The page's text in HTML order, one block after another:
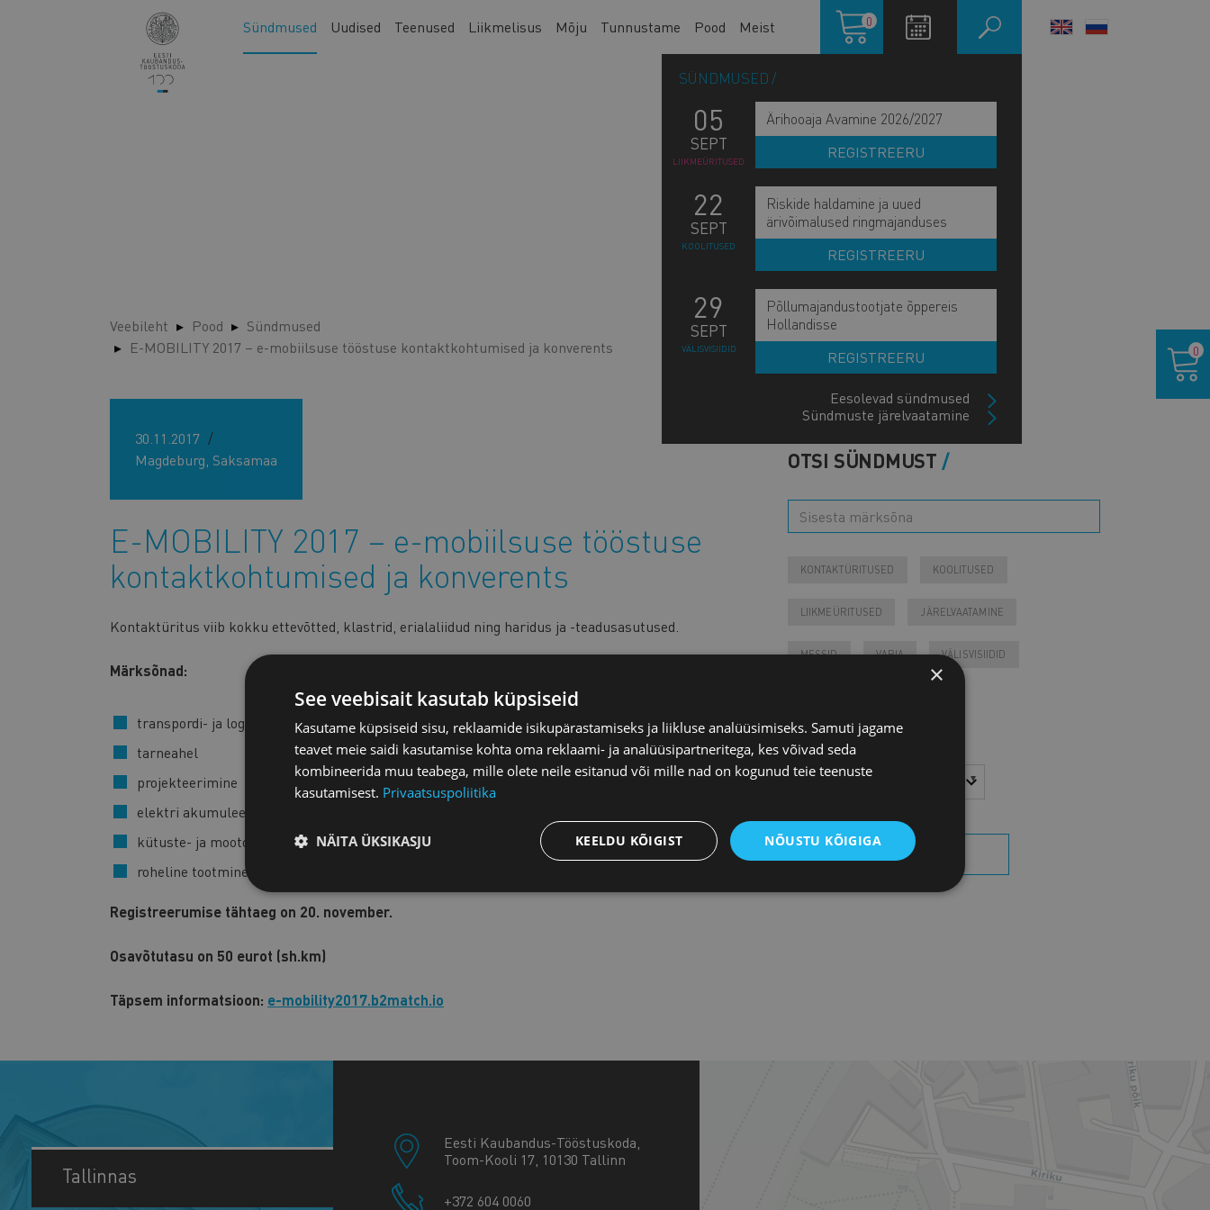
Main
navigation
Sündmused Uudised Teenused Liikmelisus Mõju Tunnustame Pood Meist
Ostukorv
0
SÜNDMUSED
05
SEPT
LIIKMEÜRITUSED
Ärihooaja Avamine 2026/2027
REGISTREERU
22
SEPT
KOOLITUSED
Riskide haldamine ja uued
ärivõimalused ringmajanduses
REGISTREERU
29
SEPT
VÄLISVISIIDID
Põllumajandustootjate õppereis
Hollandisse
REGISTREERU
Eesolevad sündmused
Sündmuste järelvaatamine
LANGUAGE
Veebileht Pood
Sündmused
E-MOBILITY 2017 – e-mobiilsuse tööstuse kontaktkohtumised ja konverents
30.11.2017
Magdeburg, Saksamaa
E-MOBILITY 2017 – e-mobiilsuse tööstuse
kontaktkohtumised ja konverents
Kontaktüritus viib kokku ettevõtted, klastrid, erialaliidud ning haridus ja -teadusasutused.
Märksõnad:
transpordi- ja logistikaäpid
tarneahel
projekteerimine
elektri akumuleerimine ja akud
kütuste- ja mootoritehnoloogiad
roheline tootmine ja roheline tehnoloogia
Registreerumise tähtaeg on 20. november.
Osavõtutasu on 50 eurot (sh.km)
Täpsem informatsioon: e-mobility2017.b2match.io
0
LIITU UUDISKIRJAGA
OTSI SÜNDMUST
KONTAKTÜRITUSED KOOLITUSED
LIIKMEÜRITUSED JÄRELVAATAMINE
MESSID VARIA VÄLISVISIIDID
Otsi arhiivist
Aasta
OTSI SÜNDMUSI
Tallinnas
Eesti Kaubandus-Tööstuskoda,
Toom-Kooli 17, 10130 Tallinn
+372 604 0060
×
See veebisait kasutab küpsiseid
Kasutame küpsiseid sisu, reklaamide isikupärastamiseks ja liikluse analüüsimiseks. Samuti jagame
teavet meie saidi kasutamise kohta oma reklaami- ja analüüsipartneritega, kes võivad seda
kombineerida muu teabega, mille olete neile esitanud või mille nad on kogunud teie teenuste
kasutamisest. Privaatsuspoliitika
NÕUSTU KÕIGIGA
KEELDU KÕIGIST
NÄITA ÜKSIKASJU